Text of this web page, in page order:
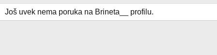
Još uvek nema poruka na Brineta__ profilu.